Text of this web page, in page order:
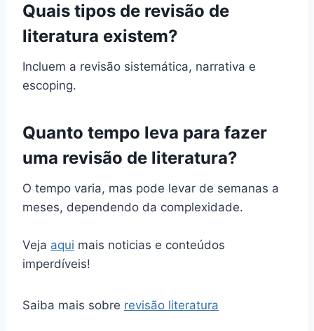
Quais tipos de revisão de
literatura existem?
Incluem a revisão sistemática, narrativa e
escoping.
Quanto tempo leva para fazer
uma revisão de literatura?
O tempo varia, mas pode levar de semanas a
meses, dependendo da complexidade.
Veja aqui mais noticias e conteúdos
imperdíveis!
Saiba mais sobre revisão literatura